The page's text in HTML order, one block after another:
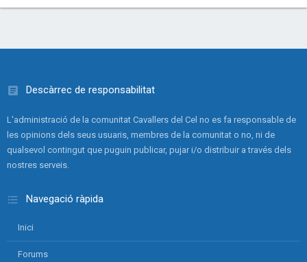
Descàrrec de responsabilitat
L'administració de la comunitat Cavallers del Cel no es fa responsable de
les opinions dels seus usuaris, membres de la comunitat o no, ni de
qualsevol contingut que puguin publicar, pujar i/o distribuir a través dels
nostres serveis.
Navegació ràpida
Inici
Forums